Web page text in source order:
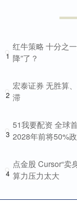
1
红牛策略 十分之
降”了？
2
宏泰证券 无胜算
滞
3
51我要配资 全球
2028年前将50%
4
点金股 Cursor“卖
算力压力太大